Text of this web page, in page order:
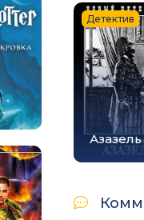
0037
0038
0039
0040
0041
Азазель
Детектив